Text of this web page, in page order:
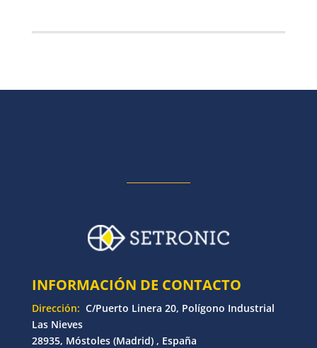
INFORMACIÓN DE CONTACTO
Dirección: C/Puerto Linera 20, Polígono Industrial
Las Nieves
28935, Móstoles (Madrid) , España